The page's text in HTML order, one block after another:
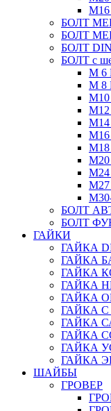
М16
БОЛТ
БОЛТ
БОЛТ DIN
БОЛТ с
М 6
М 8
М10
М12
М14
М16
М18
М20
М24
М27
БОЛТ
БОЛТ
ГАЙКИ
ГАЙКА
ГАЙКА
ГАЙКА
ГАЙКА
ГАЙКА
ГАЙКА С
ГАЙКА
ГАЙКА
ГАЙКА
ГАЙКА
ШАЙБЫ
ГРОВЕР